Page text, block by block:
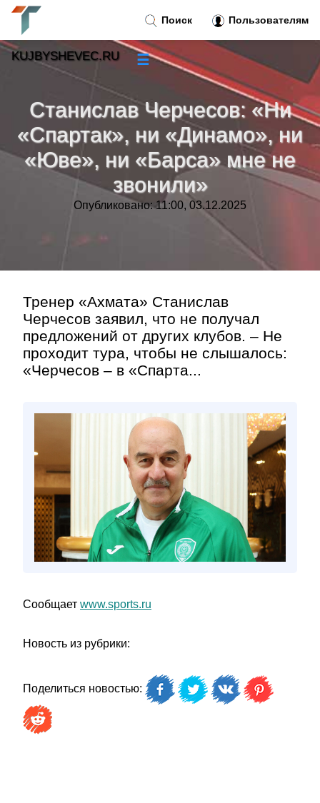
Станислав Черчесов: «Ни
«Спартак», ни «Динамо», ни
«Юве», ни «Барса» мне не
звонили»
Опубликовано: 11:00, 03.12.2025
Тренер «Ахмата» Станислав
Черчесов заявил, что не получал
предложений от других клубов. – Не
проходит тура, чтобы не слышалось:
«Черчесов – в «Спарта...
Сообщает www.sports.ru
Новость из рубрики:
Поделиться новостью:
Поиск Пользователям
KUJBYSHEVEC.RU ☰
Новости
Тренды новостей»
Рубрики»
»